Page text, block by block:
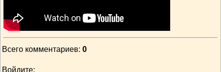
Всего комментариев: 0
Войдите: